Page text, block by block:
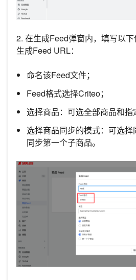
2. 在生成Feed弹窗内，填写以
生成Feed URL：
命名该Feed文件；
Feed格式选择Criteo；
选择商品：可选全部商品和指
选择商品同步的模式：可选择
同步第一个子商品。